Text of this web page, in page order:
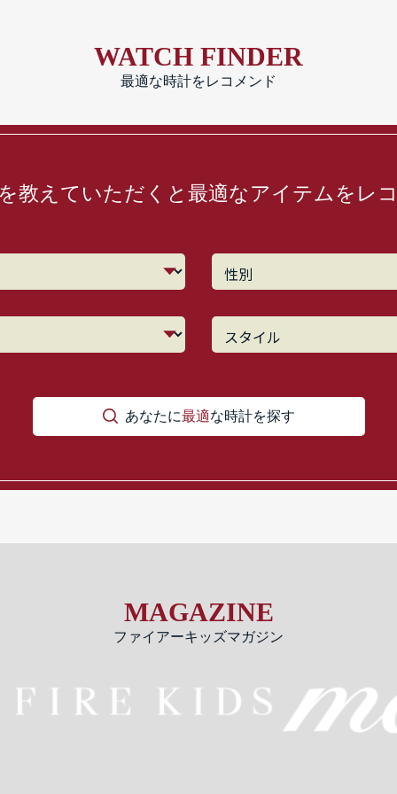
WATCH FINDER
最適な時計をレコメンド
教えていただくと最適なアイテムをレ
あなたに最適な時計を探す
MAGAZINE
ファイアーキッズマガジン